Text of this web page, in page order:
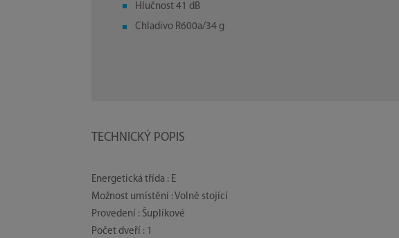
Hlučnost 41 dB
Chladivo R600a/34 g
TECHNICKÝ POPIS
Energetická třída : E
Možnost umístění : Volně stojící
Provedení : Šuplíkové
Počet dveří : 1